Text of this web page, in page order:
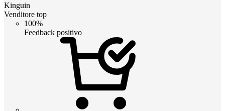
Kinguin
Venditore top
100%
Feedback positivo